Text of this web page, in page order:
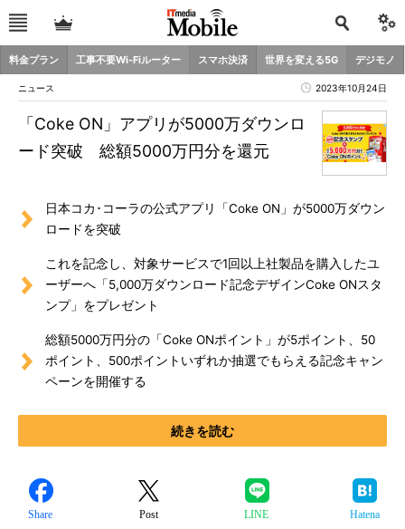
料金プラン 工事不要Wi-Fiルーター スマホ決済 世界を変える5G デジモノ
ニュース 2023年10月24日
「Coke ON」アプリが5000万ダウンロ
ード突破 総額5000万円分を還元
日本コカ･コーラの公式アプリ「Coke ON」が5000万ダウン
ロードを突破
これを記念し、対象サービスで1回以上社製品を購入したユ
ーザーへ「5,000万ダウンロード記念デザインCoke ONスタ
ンプ」をプレゼント
総額5000万円分の「Coke ONポイント」が5ポイント、50
ポイント、500ポイントいずれか抽選でもらえる記念キャン
ペーンを開催する
続きを読む
Share Post LINE Hatena